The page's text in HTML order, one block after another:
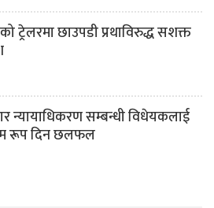
ट्रेलरमा छाउपडी प्रथाविरुद्ध सशक्त
न्यायाधिकरण सम्बन्धी विधेयकलाई
रूप दिन छलफल